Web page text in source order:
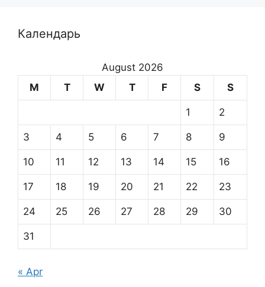
Календарь
August 2026
M
T W T F S S
1 2
3 4 5 6 7 8 9
10 11 12 13 14 15 16
17 18 19 20 21 22 23
24 25 26 27 28 29 30
31
« Apr